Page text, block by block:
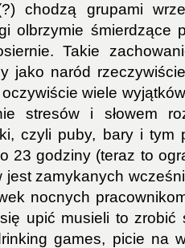
chodzą grupami
olbrzymie śmierdzące
Takie
jako naród
wiele
stresów i słowem
czyli puby, bary i tym
23 godziny (teraz to
jest zamykanych
nocnych
upić musieli to zrobić
games, picie na